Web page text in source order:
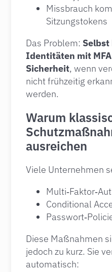
Missbrauch
Sitzungstokens
Das Problem:
Identitäten mit
Sicherheit, wenn
nicht frühzeitig
werden.
Warum
ausreichen
Viele Unternehmen
Conditional
Diese Maßnahmen
jedoch zu kurz. Sie
automatisch: